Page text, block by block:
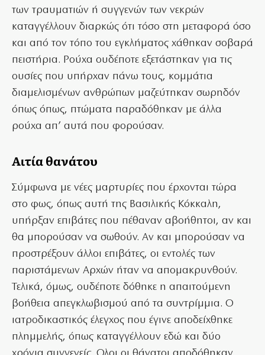
των τραυματιών ή συγγενών των νεκρών
καταγγέλλουν διαρκώς ότι τόσο στη μεταφορά όσο
και από τον τόπο του εγκλήματος χάθηκαν σοβαρά
πειστήρια. Ρούχα ουδέποτε εξετάστηκαν για τις
ουσίες που υπήρχαν πάνω τους, κομμάτια
διαμελισμένων ανθρώπων μαζεύτηκαν σωρηδόν
όπως όπως, πτώματα παραδόθηκαν με άλλα
ρούχα απ’ αυτά που φορούσαν.
Αιτία θανάτου
Σύμφωνα με νέες μαρτυρίες που έρχονται τώρα
στο φως, όπως αυτή της Βασιλικής Κόκκαλη,
υπήρξαν επιβάτες που πέθαναν αβοήθητοι, αν και
θα μπορούσαν να σωθούν. Αν και μπορούσαν να
προστρέξουν άλλοι επιβάτες, οι εντολές των
παριστάμενων Αρχών ήταν να απομακρυνθούν.
Τελικά, όμως, ουδέποτε δόθηκε η απαιτούμενη
βοήθεια απεγκλωβισμού από τα συντρίμμια. Ο
ιατροδικαστικός έλεγχος που έγινε αποδείχθηκε
πλημμελής, όπως καταγγέλλουν εδώ και δύο